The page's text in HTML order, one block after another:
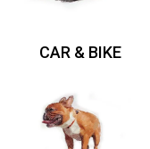
CAR & BIKE